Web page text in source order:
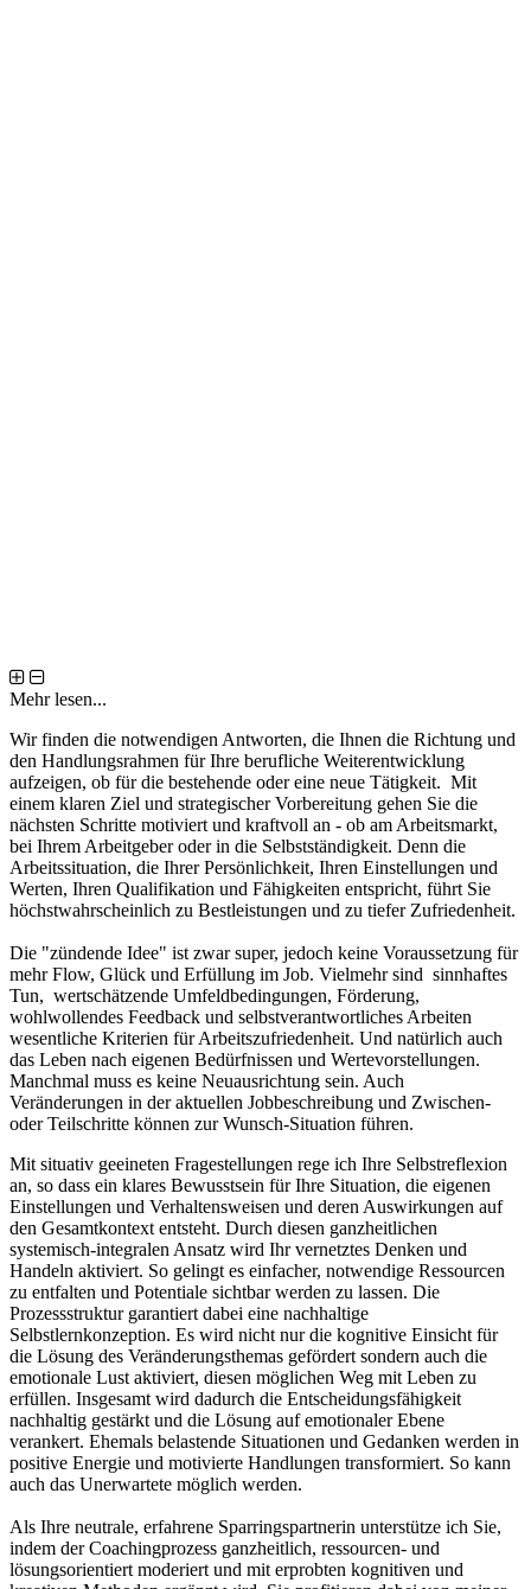
Mehr lesen...
Wir finden die notwendigen Antworten, die Ihnen die Richtung und
den Handlungsrahmen für Ihre berufliche Weiterentwicklung
aufzeigen, ob für die bestehende oder eine neue Tätigkeit. Mit
einem klaren Ziel und strategischer Vorbereitung gehen Sie die
nächsten Schritte motiviert und kraftvoll an - ob am Arbeitsmarkt,
bei Ihrem Arbeitgeber oder in die Selbstständigkeit. Denn die
Arbeitssituation, die Ihrer Persönlichkeit, Ihren Einstellungen und
Werten, Ihren Qualifikation und Fähigkeiten entspricht, führt Sie
höchstwahrscheinlich zu Bestleistungen und zu tiefer Zufriedenheit.
Die "zündende Idee" ist zwar super, jedoch keine Voraussetzung für
mehr Flow, Glück und Erfüllung im Job. Vielmehr sind sinnhaftes
Tun, wertschätzende Umfeldbedingungen, Förderung,
wohlwollendes Feedback und selbstverantwortliches Arbeiten
wesentliche Kriterien für Arbeitszufriedenheit. Und natürlich auch
das Leben nach eigenen Bedürfnissen und Wertevorstellungen.
Manchmal muss es keine Neuausrichtung sein. Auch
Veränderungen in der aktuellen Jobbeschreibung und Zwischen-
oder Teilschritte können zur Wunsch-Situation führen.
Mit situativ geeineten Fragestellungen rege ich Ihre Selbstreflexion
an, so dass ein klares Bewusstsein für Ihre Situation, die eigenen
Einstellungen und Verhaltensweisen und deren Auswirkungen auf
den Gesamtkontext entsteht. Durch diesen ganzheitlichen
systemisch-integralen Ansatz wird Ihr vernetztes Denken und
Handeln aktiviert. So gelingt es einfacher, notwendige Ressourcen
zu entfalten und Potentiale sichtbar werden zu lassen. Die
Prozessstruktur garantiert dabei eine nachhaltige
Selbstlernkonzeption. Es wird nicht nur die kognitive Einsicht für
die Lösung des Veränderungsthemas gefördert sondern auch die
emotionale Lust aktiviert, diesen möglichen Weg mit Leben zu
erfüllen. Insgesamt wird dadurch die Entscheidungsfähigkeit
nachhaltig gestärkt und die Lösung auf emotionaler Ebene
verankert. Ehemals belastende Situationen und Gedanken werden in
positive Energie und motivierte Handlungen transformiert. So kann
auch das Unerwartete möglich werden.
Als Ihre neutrale, erfahrene Sparringspartnerin unterstütze ich Sie,
indem der Coachingprozess ganzheitlich, ressourcen- und
lösungsorientiert moderiert und mit erprobten kognitiven und